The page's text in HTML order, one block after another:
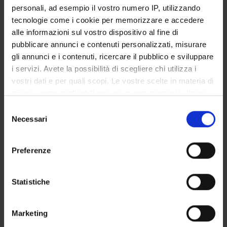
personali, ad esempio il vostro numero IP, utilizzando
tecnologie come i cookie per memorizzare e accedere
alle informazioni sul vostro dispositivo al fine di
pubblicare annunci e contenuti personalizzati, misurare
gli annunci e i contenuti, ricercare il pubblico e sviluppare
i servizi. Avete la possibilità di scegliere chi utilizza i
vostri dati e per quali scopi. Le vostre scelte in materia di
modificare o revocare il proprio consenso in qualsiasi
momento dalla Dichiarazione sui cookie o facendo clic
raccogliere informazioni sulla tua posizione
geografica, con un'approssimazione di qualche
Identificare il tuo dispositivo, scansionandolo
delNecessari
Preferenze
Statistiche
Marketing
Services
Consente la determinazione strutturale di biomolecole,
l'analisi di composti e miscele, attività di metabolomica
Regolamentazione sull'utilizzo e tariffario in vigore:
Http://www.matteocorsini.it/RegolamentoNMR.pdf
People
Calendar